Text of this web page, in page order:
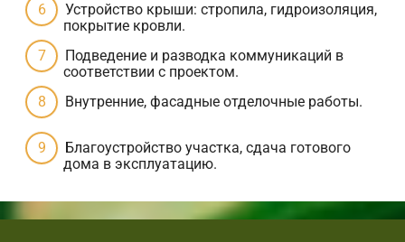
Устройство крыши: стропила, гидроизоляция,
покрытие кровли.
Подведение и разводка коммуникаций в
соответствии с проектом.
Внутренние, фасадные отделочные работы.
Благоустройство участка, сдача готового
дома в эксплуатацию.